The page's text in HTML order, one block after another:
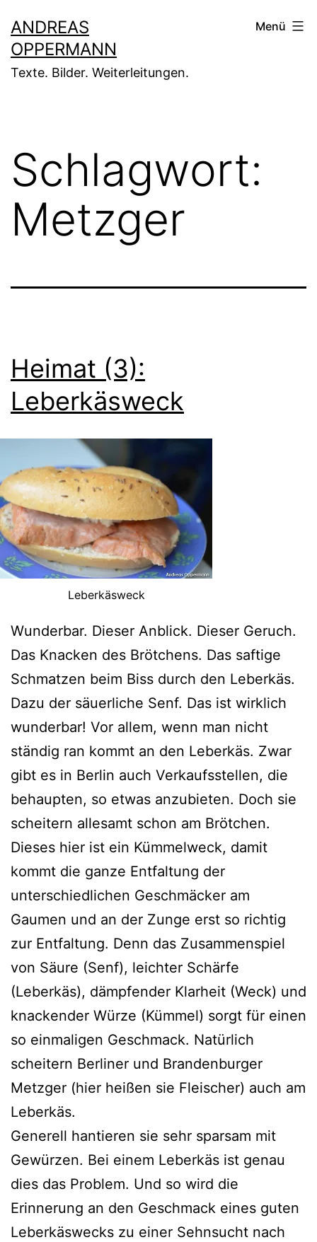
Inhalt
springen
ANDREAS
OPPERMANN
Texte. Bilder. Weiterleitungen.
Menü
Schlagwort:
Metzger
Heimat (3):
Leberkäsweck
Leberkäsweck
Wunderbar. Dieser Anblick. Dieser Geruch.
Das Knacken des Brötchens. Das saftige
Schmatzen beim Biss durch den Leberkäs.
Dazu der säuerliche Senf. Das ist wirklich
wunderbar! Vor allem, wenn man nicht
ständig ran kommt an den Leberkäs. Zwar
gibt es in Berlin auch Verkaufsstellen, die
behaupten, so etwas anzubieten. Doch sie
scheitern allesamt schon am Brötchen.
Dieses hier ist ein Kümmelweck, damit
kommt die ganze Entfaltung der
unterschiedlichen Geschmäcker am
Gaumen und an der Zunge erst so richtig
zur Entfaltung. Denn das Zusammenspiel
von Säure (Senf), leichter Schärfe
(Leberkäs), dämpfender Klarheit (Weck) und
knackender Würze (Kümmel) sorgt für einen
so einmaligen Geschmack. Natürlich
scheitern Berliner und Brandenburger
Metzger (hier heißen sie Fleischer) auch am
Leberkäs.
Generell hantieren sie sehr sparsam mit
Gewürzen. Bei einem Leberkäs ist genau
dies das Problem. Und so wird die
Erinnerung an den Geschmack eines guten
Leberkäswecks zu einer Sehnsucht nach